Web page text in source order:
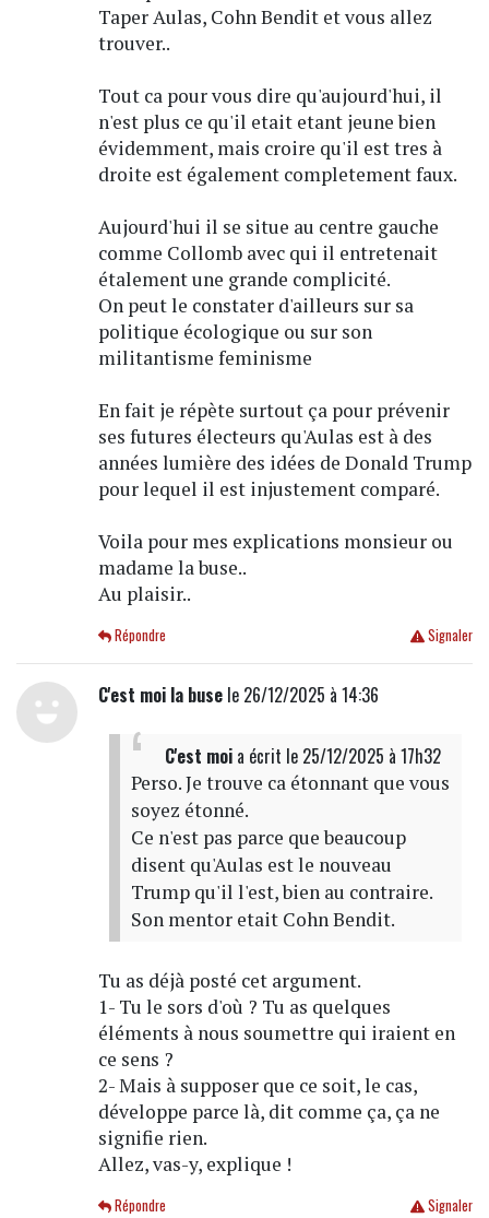
Taper Aulas, Cohn Bendit et vous allez
trouver..
Tout ca pour vous dire qu'aujourd'hui, il
n'est plus ce qu'il etait etant jeune bien
évidemment, mais croire qu'il est tres à
droite est également completement faux.
Aujourd'hui il se situe au centre gauche
comme Collomb avec qui il entretenait
étalement une grande complicité.
On peut le constater d'ailleurs sur sa
politique écologique ou sur son
militantisme feminisme
En fait je répète surtout ça pour prévenir
ses futures électeurs qu'Aulas est à des
années lumière des idées de Donald Trump
pour lequel il est injustement comparé.
Voila pour mes explications monsieur ou
madame la buse..
Au plaisir..
Signaler
Répondre
C'est moi la busele 26/12/2025 à 14:36
C'est moia écrit le 25/12/2025 à 17h32
Perso. Je trouve ca étonnant que vous
soyez étonné.
Ce n'est pas parce que beaucoup
disent qu'Aulas est le nouveau
Trump qu'il l'est, bien au contraire.
Son mentor etait Cohn Bendit.
Tu as déjà posté cet argument.
1- Tu le sors d'où ? Tu as quelques
éléments à nous soumettre qui iraient en
ce sens ?
2- Mais à supposer que ce soit, le cas,
développe parce là, dit comme ça, ça ne
signifie rien.
Allez, vas-y, explique !
Signaler
Répondre